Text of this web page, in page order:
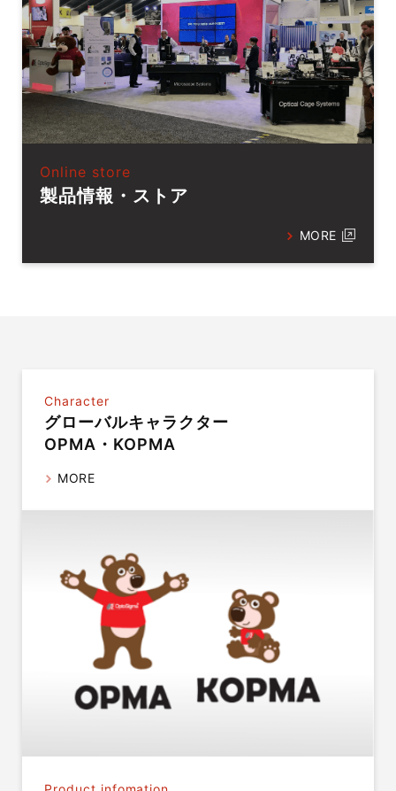
Online store
製品情報・ストア
MORE
Character
グローバルキャラクター
OPMA・KOPMA
MORE